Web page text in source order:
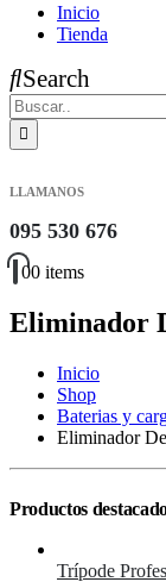
Inicio
Tienda
Search
LLAMANOS
095 530 676
00 items
Eliminador
Inicio
Shop
Baterias y
Eliminador
Productos
Trípode